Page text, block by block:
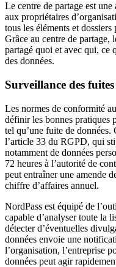
Le centre de partage est
aux propriétaires
tous les éléments et
Grâce au centre de partage,
partagé quoi et avec qui, ce
des données.
Surveillance des fuites
Les normes de conformité
définir les bonnes pratiques
tel qu’une fuite de
l’article 33 du RGPD, qui
notamment de données
72 heures à l’autorité de
peut entraîner une amende
chiffre d’affaires annuel.
NordPass est équipé de
capable d’analyser toute la
détecter d’éventuelles
données envoie une
l’organisation, l’entreprise
données peut agir